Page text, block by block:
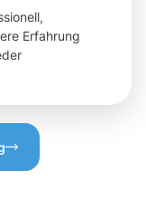
Erfahrung